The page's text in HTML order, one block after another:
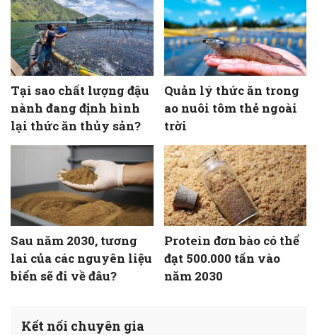
Tại sao chất lượng đậu
nành đang định hình
lại thức ăn thủy sản?
Quản lý thức ăn trong
ao nuôi tôm thẻ ngoài
trời
Sau năm 2030, tương
lai của các nguyên liệu
biển sẽ đi về đâu?
Protein đơn bào có thể
đạt 500.000 tấn vào
năm 2030
Kết nối chuyên gia